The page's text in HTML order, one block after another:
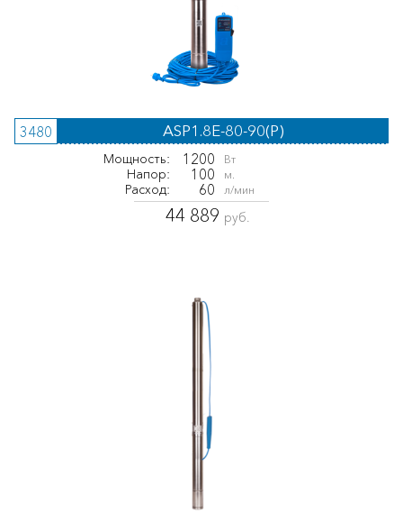
3480 ASP1.8E-80-90(P)
Мощность: 1200 Вт
Напор: 100 м.
Расход: 60 л/мин
44 889 руб.